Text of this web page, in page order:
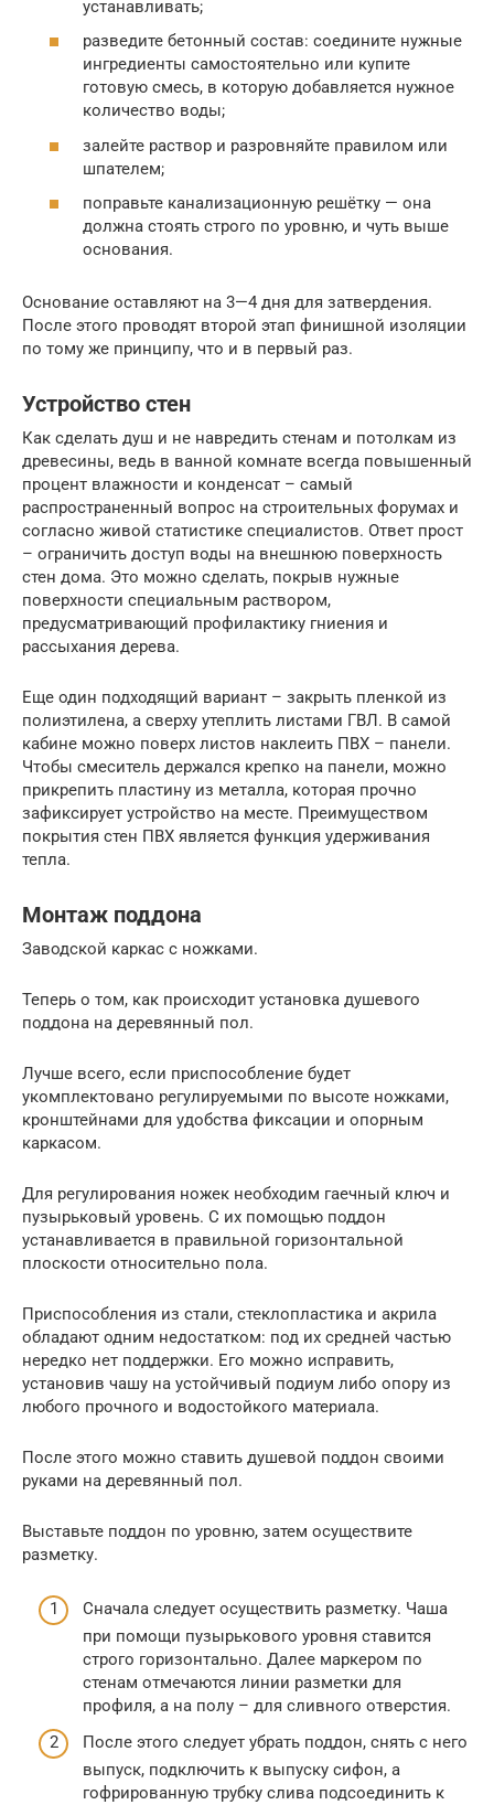
устанавливать;
разведите бетонный состав: соедините нужные
ингредиенты самостоятельно или купите
готовую смесь, в которую добавляется нужное
количество воды;
залейте раствор и разровняйте правилом или
шпателем;
поправьте канализационную решётку — она
должна стоять строго по уровню, и чуть выше
основания.
Основание оставляют на 3—4 дня для затвердения.
После этого проводят второй этап финишной изоляции
по тому же принципу, что и в первый раз.
Устройство стен
Как сделать душ и не навредить стенам и потолкам из
древесины, ведь в ванной комнате всегда повышенный
процент влажности и конденсат – самый
распространенный вопрос на строительных форумах и
согласно живой статистике специалистов. Ответ прост
– ограничить доступ воды на внешнюю поверхность
стен дома. Это можно сделать, покрыв нужные
поверхности специальным раствором,
предусматривающий профилактику гниения и
рассыхания дерева.
Еще один подходящий вариант – закрыть пленкой из
полиэтилена, а сверху утеплить листами ГВЛ. В самой
кабине можно поверх листов наклеить ПВХ – панели.
Чтобы смеситель держался крепко на панели, можно
прикрепить пластину из металла, которая прочно
зафиксирует устройство на месте. Преимуществом
покрытия стен ПВХ является функция удерживания
тепла.
Монтаж поддона
Заводской каркас с ножками.
Теперь о том, как происходит установка душевого
поддона на деревянный пол.
Лучше всего, если приспособление будет
укомплектовано регулируемыми по высоте ножками,
кронштейнами для удобства фиксации и опорным
каркасом.
Для регулирования ножек необходим гаечный ключ и
пузырьковый уровень. С их помощью поддон
устанавливается в правильной горизонтальной
плоскости относительно пола.
Приспособления из стали, стеклопластика и акрила
обладают одним недостатком: под их средней частью
нередко нет поддержки. Его можно исправить,
установив чашу на устойчивый подиум либо опору из
любого прочного и водостойкого материала.
После этого можно ставить душевой поддон своими
руками на деревянный пол.
Выставьте поддон по уровню, затем осуществите
разметку.
Сначала следует осуществить разметку. Чаша
при помощи пузырькового уровня ставится
строго горизонтально. Далее маркером по
стенам отмечаются линии разметки для
профиля, а на полу – для сливного отверстия.
После этого следует убрать поддон, снять с него
выпуск, подключить к выпуску сифон, а
гофрированную трубку слива подсоединить к